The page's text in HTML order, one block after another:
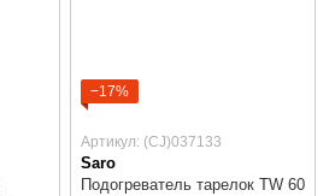
−17%
Артикул: (CJ)037133
Saro
Подогреватель тарелок TW 60